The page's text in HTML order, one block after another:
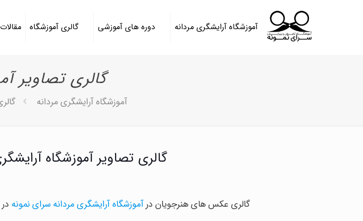
آموزشگاه آرایشگری مردانه دوره های آموزشی گالری آموزشگاه مقالات
گالری تصاویر
آموزشگاه آرایشگری مردانه
گالری تصاویر آموزشگاه
گالری عکس های هنرجویان درآموزشگاه آرایشگری مردانه سرای نمونه